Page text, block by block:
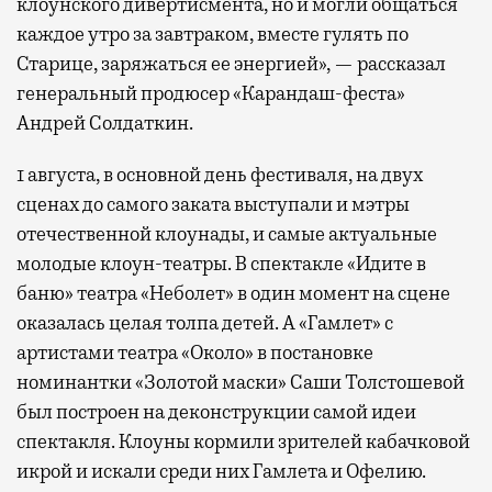
каждое утро за завтраком, вместе гулять по
Старице, заряжаться ее энергией», — рассказал
генеральный продюсер «Карандаш-феста»
Андрей Солдаткин.
1 августа, в основной день фестиваля, на двух
сценах до самого заката выступали и мэтры
отечественной клоунады, и самые актуальные
молодые клоун-театры. В спектакле «Идите в
баню» театра «Неболет» в один момент на сцене
оказалась целая толпа детей. А «Гамлет» с
артистами театра «Около» в постановке
номинантки «Золотой маски» Саши Толстошевой
был построен на деконструкции самой идеи
спектакля. Клоуны кормили зрителей кабачковой
икрой и искали среди них Гамлета и Офелию.